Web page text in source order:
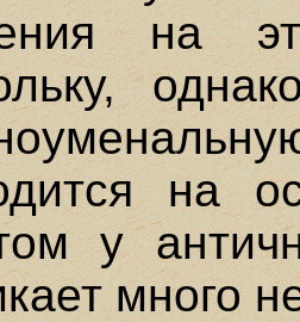
на
на
у
много